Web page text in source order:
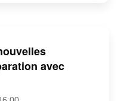
avec